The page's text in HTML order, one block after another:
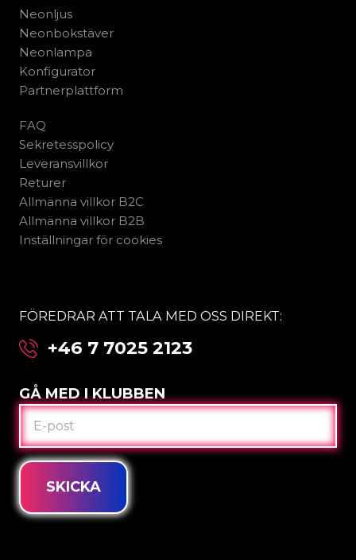
Neonljus
Neonbokstäver
Neonlampa
Konfigurator
Partnerplattform
FAQ
Sekretesspolicy
Leveransvillkor
Returer
Allmänna villkor B2C
Allmänna villkor B2B
Inställningar för cookies
FÖREDRAR ATT TALA MED OSS DIREKT:
+46 7 7025 2123
GÅ MED I KLUBBEN
E-
POST
SKICKA